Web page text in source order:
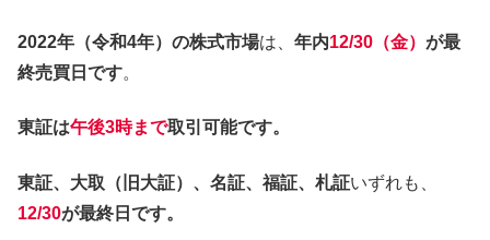
2022年（令和4年）の株式市場は、 年内12/30（金） が最
終売買日です。
東証は午後3時まで取引可能です。
東証、大取（旧大証）、名証、福証、札証いずれも、
12/30が最終日です。